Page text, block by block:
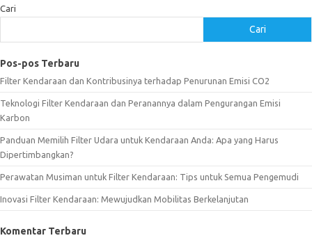
Cari
Cari
Pos-pos Terbaru
Filter Kendaraan dan Kontribusinya terhadap Penurunan Emisi CO2
Teknologi Filter Kendaraan dan Peranannya dalam Pengurangan Emisi
Karbon
Panduan Memilih Filter Udara untuk Kendaraan Anda: Apa yang Harus
Dipertimbangkan?
Perawatan Musiman untuk Filter Kendaraan: Tips untuk Semua Pengemudi
Inovasi Filter Kendaraan: Mewujudkan Mobilitas Berkelanjutan
Komentar Terbaru